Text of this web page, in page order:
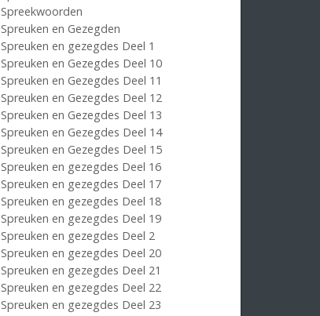
Spreekwoorden
Spreuken en Gezegden
Spreuken en gezegdes Deel 1
Spreuken en Gezegdes Deel 10
Spreuken en Gezegdes Deel 11
Spreuken en Gezegdes Deel 12
Spreuken en Gezegdes Deel 13
Spreuken en Gezegdes Deel 14
Spreuken en Gezegdes Deel 15
Spreuken en gezegdes Deel 16
Spreuken en gezegdes Deel 17
Spreuken en gezegdes Deel 18
Spreuken en gezegdes Deel 19
Spreuken en gezegdes Deel 2
Spreuken en gezegdes Deel 20
Spreuken en gezegdes Deel 21
Spreuken en gezegdes Deel 22
Spreuken en gezegdes Deel 23